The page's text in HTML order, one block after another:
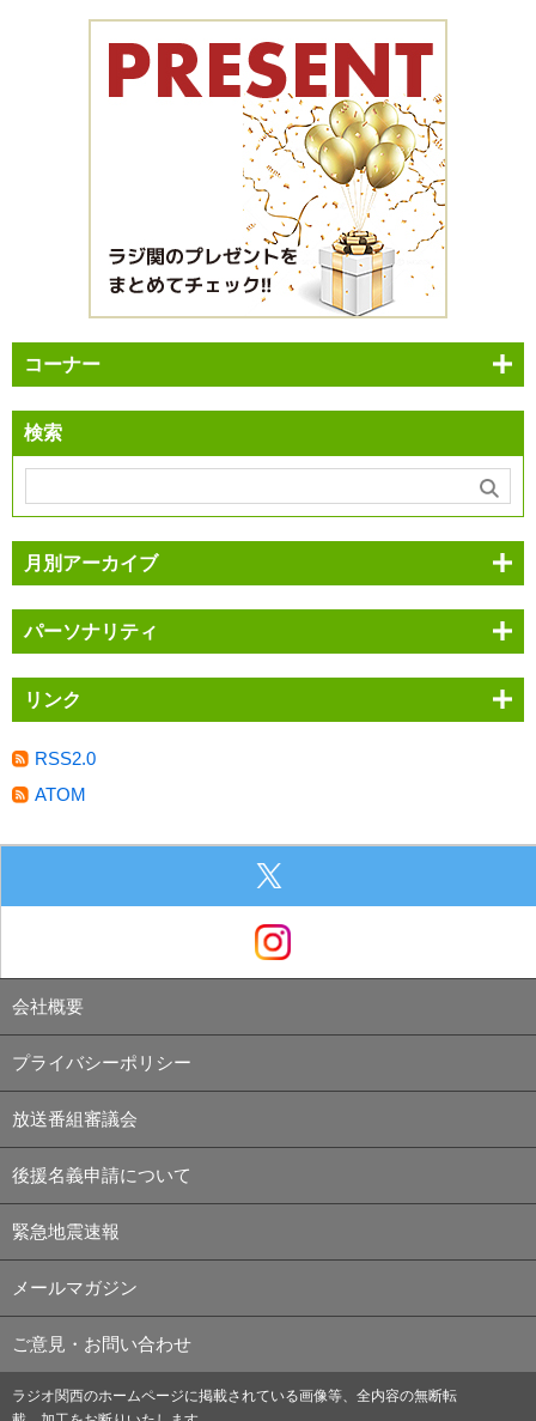
コーナー
検索
月別アーカイブ
パーソナリティ
リンク
RSS2.0
ATOM
会社概要
プライバシーポリシー
放送番組審議会
後援名義申請について
緊急地震速報
メールマガジン
ご意見・お問い合わせ
ラジオ関西のホームページに掲載されている画像等、全内容の無断転